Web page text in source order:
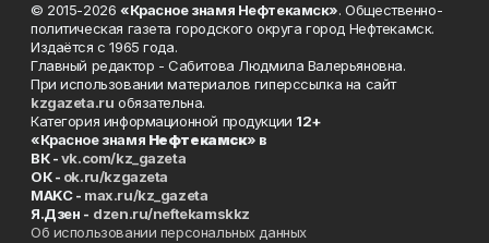
© 2015-2026 «Красное знамя Нефтекамск». Общественно-
политическая газета городского округа город Нефтекамск.
Издаётся с 1965 года.
Главный редактор - Сабитова Людмила Валерьяновна.
При использовании материалов гиперссылка на сайт
kzgazeta.ru обязательна.
Категория информационной продукции 12+
«Красное знамя Нефтекамск» в
ВК -vk.com/kz_gazeta
ОК - ok.ru/kzgazeta
MAKC - max.ru/kz_gazeta
Я.Дзен - dzen.ru/neftekamskkz
Об использовании персональных данных